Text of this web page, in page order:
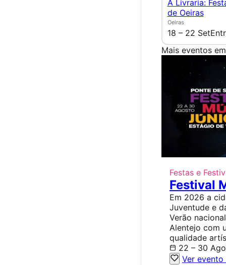
A Livraria:
de Oeiras
Oeiras
18 – 22 Set
Mais eventos
Festas e
Festival
Em 2026 a
Juventude e
Verão
Alentejo com
qualidade
22 – 30 Ago
Ver